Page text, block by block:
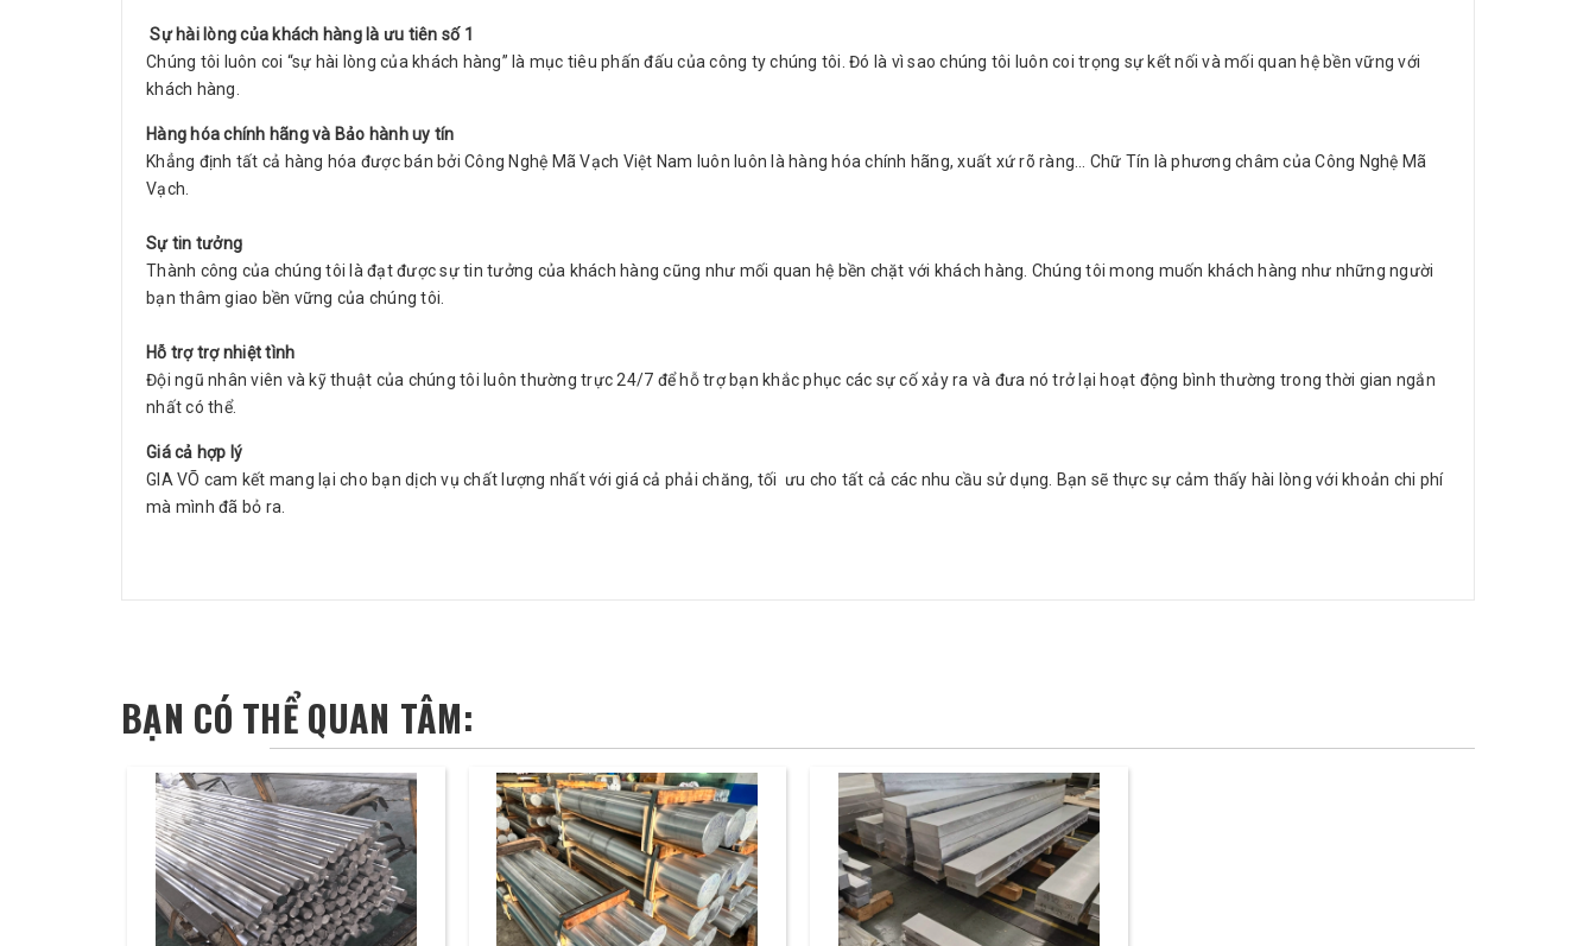
Sự hài lòng của khách hàng là ưu tiên số 1
Chúng tôi luôn coi “sự hài lòng của khách hàng” là mục tiêu phấn đấu của công ty chúng tôi. Đó là vì sao chúng tôi luôn coi trọng sự kết nối và mối quan hệ bền vững với
khách hàng.
Hàng hóa chính hãng và Bảo hành uy tín
Khẳng định tất cả hàng hóa được bán bởi Công Nghệ Mã Vạch Việt Nam luôn luôn là hàng hóa chính hãng, xuất xứ rõ ràng… Chữ Tín là phương châm của Công Nghệ Mã
Vạch.
Sự tin tưởng
Thành công của chúng tôi là đạt được sự tin tưởng của khách hàng cũng như mối quan hệ bền chặt với khách hàng. Chúng tôi mong muốn khách hàng như những người
bạn thâm giao bền vững của chúng tôi.
Hỗ trợ trợ nhiệt tình
Đội ngũ nhân viên và kỹ thuật của chúng tôi luôn thường trực 24/7 để hỗ trợ bạn khắc phục các sự cố xảy ra và đưa nó trở lại hoạt động bình thường trong thời gian ngắn
nhất có thể.
Giá cả hợp lý
GIA VÕ cam kết mang lại cho bạn dịch vụ chất lượng nhất với giá cả phải chăng, tối ưu cho tất cả các nhu cầu sử dụng. Bạn sẽ thực sự cảm thấy hài lòng với khoản chi phí
mà mình đã bỏ ra.
BẠN CÓ THỂ QUAN TÂM: